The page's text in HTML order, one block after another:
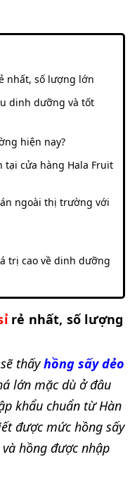
nhất, số lượng lớn
dinh dưỡng và tốt
hiện nay?
tại cửa hàng Hala Fruit
ngoài thị trường với
trị cao về dinh dưỡng
rẻ nhất, số lượng
sẽ thấyhồng sấy dẻo
lớn mặc dù ở đâu
khẩu chuẩn từ Hàn
được mức hồng sấy
hồng được nhập